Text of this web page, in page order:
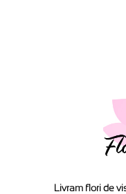
Livram flori de